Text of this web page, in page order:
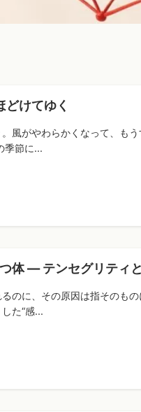
どけてゆく
風がやわらかくなって、も
季節に...
体 ― テンセグリティ
るのに、その原因は指そのも
た“感...